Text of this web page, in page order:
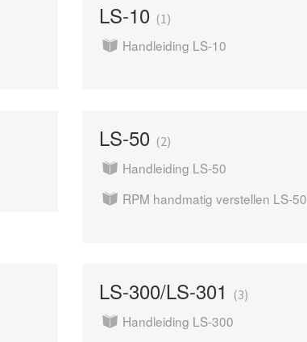
LS-10 1
Handleiding LS-10
LS-50 2
Handleiding LS-50
RPM handmatig verstellen LS-50
LS-300/LS-301 3
Handleiding LS-300